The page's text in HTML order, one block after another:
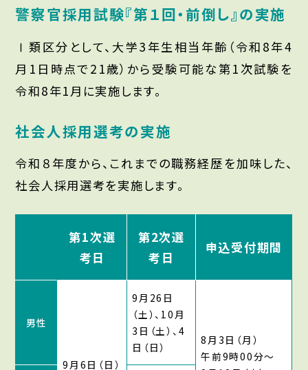
警察官採用試験『第１回・前倒し』の実施
Ⅰ類区分として、大学3年生相当年齢（令和8年4
月1日時点で21歳）から受験可能な第1次試験を
令和8年1月に実施します。
社会人採用選考の実施
令和８年度から、これまでの職務経歴を加味した、
社会人採用選考を実施します。
第1次選
考日
第2次選
考日
申込受付期間
男性
9月6日（日）
9月26日
（土）、10月
3日（土）、4
日（日）
8月3日（月）
午前9時00分〜